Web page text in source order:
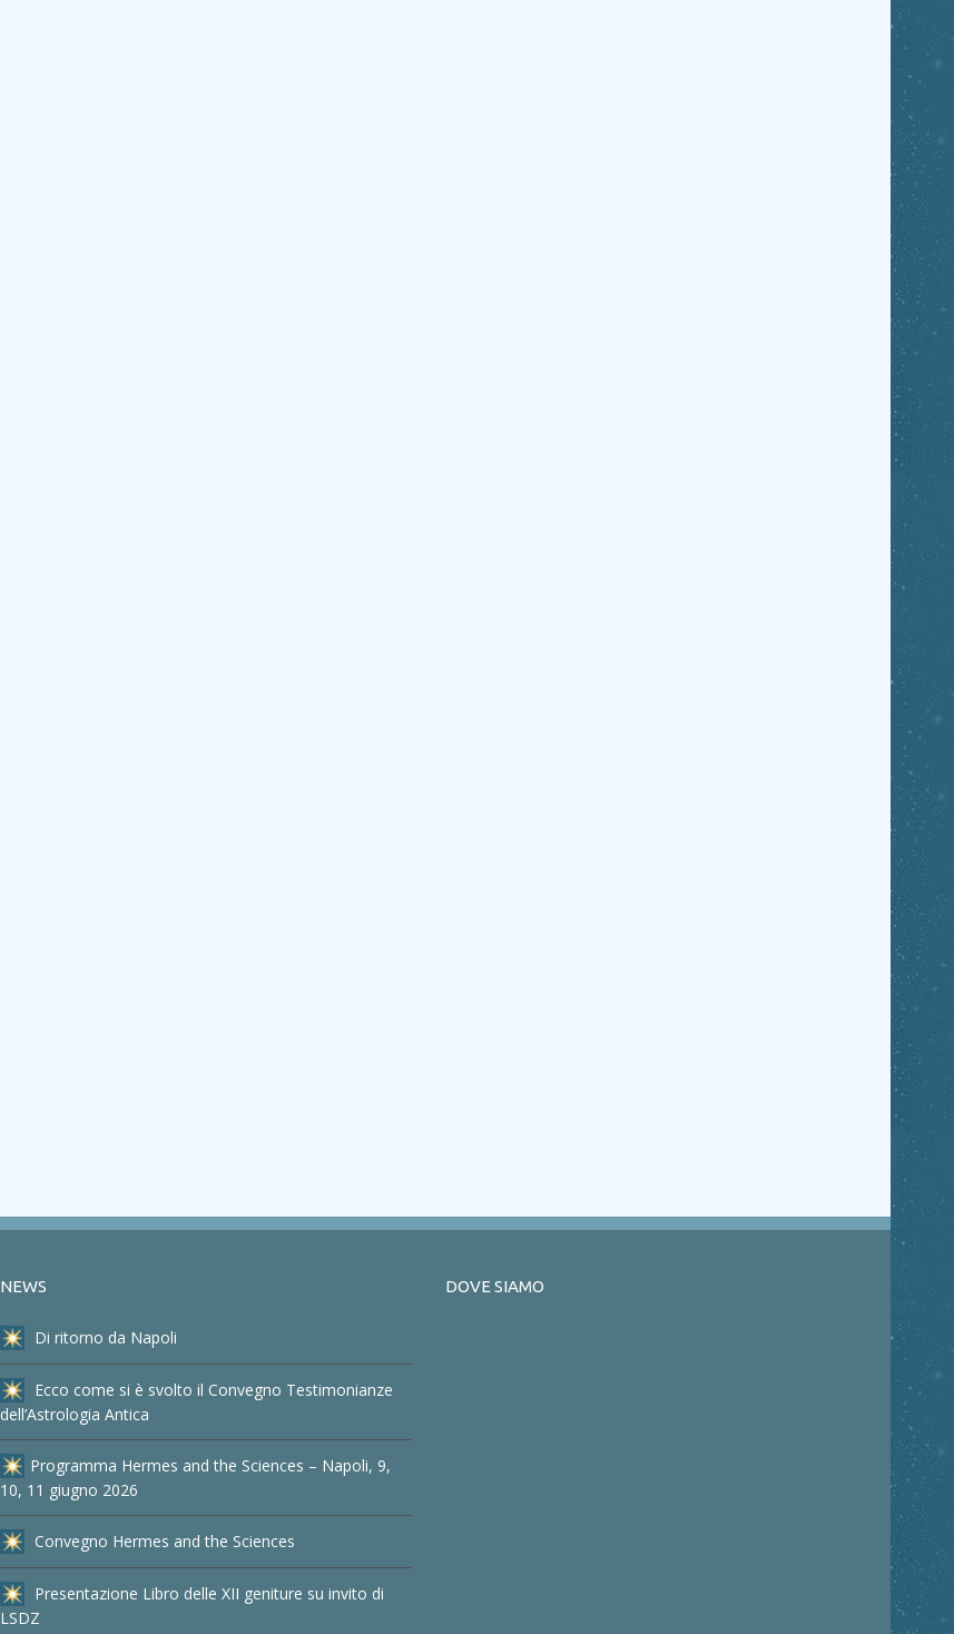
NEWS
Di ritorno da Napoli
Ecco come si è svolto il Convegno Testimonianze
dell’Astrologia Antica
Programma Hermes and the Sciences – Napoli, 9,
10, 11 giugno 2026
Convegno Hermes and the Sciences
Presentazione Libro delle XII geniture su invito di
LSDZ
DOVE SIAMO